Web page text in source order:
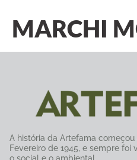
MARCHI
A história da Artefama
Fevereiro de 1945, e sempre
o social e o ambiental.